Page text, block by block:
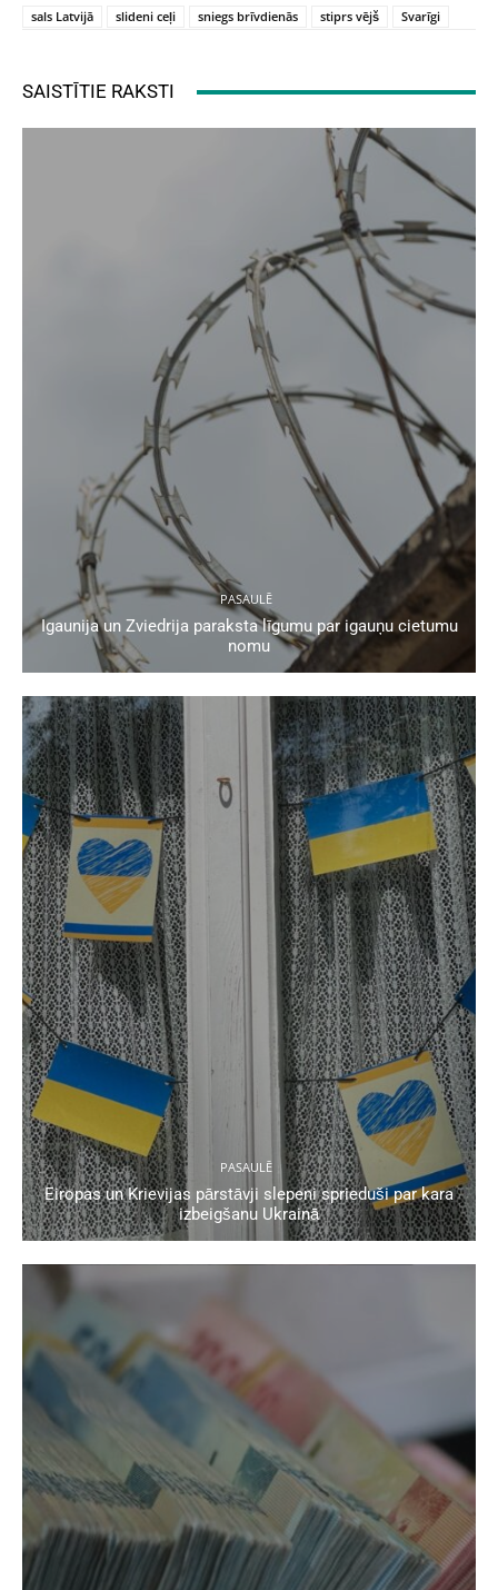
sals Latvijā slideni ceļi sniegs brīvdienās stiprs vējš Svarīgi
SAISTĪTIE RAKSTI
PASAULĒ
Igaunija un Zviedrija paraksta līgumu par igauņu cietumu
nomu
PASAULĒ
Eiropas un Krievijas pārstāvji slepeni sprieduši par kara
izbeigšanu Ukrainā